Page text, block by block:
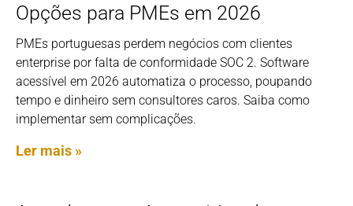
Opções para PMEs em 2026
PMEs portuguesas perdem negócios com clientes
enterprise por falta de conformidade SOC 2. Software
acessível em 2026 automatiza o processo, poupando
tempo e dinheiro sem consultores caros. Saiba como
implementar sem complicações.
Ler mais »